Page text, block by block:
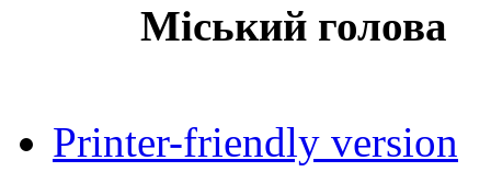
Міський
Printer-friendly version